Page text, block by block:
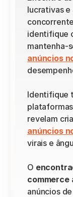
lucrativas e
identifique
anúncios
Identifique
anúncios
virais e
O
commerce
anúncios